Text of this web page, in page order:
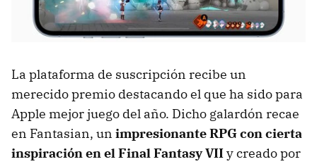
La plataforma de suscripción recibe un
merecido premio destacando el que ha sido para
Apple mejor juego del año. Dicho galardón recae
en Fantasian, un impresionante RPG con cierta
inspiración en el Final Fantasy VIIy creado por